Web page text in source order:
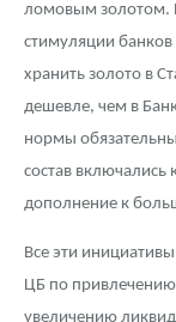
ломовым золотом.
стимуляции
хранить золото в
дешевле, чем в
нормы
состав
дополнение к
Все эти
ЦБ по привлечению
увеличению